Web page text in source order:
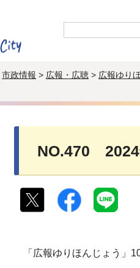
市政情報 > 広報・広聴 > 広報ゆり
NO.470 2024
「広報ゆりほんじょう」